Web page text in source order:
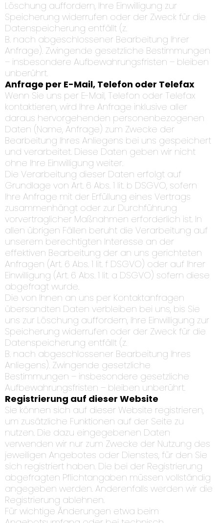
Löschung auffordern, Ihre Einwilligung zur
Speicherung widerrufen oder der Zweck für die
Datenspeicherung entfällt (z.
B. nach abgeschlossener Bearbeitung Ihrer
Anfrage). Zwingende gesetzliche Bestimmungen
– insbesondere Aufbewahrungsfristen – bleiben
unberührt.
Anfrage per E-Mail, Telefon oder Telefax
Wenn Sie uns per E-Mail, Telefon oder Telefax
kontaktieren, wird Ihre Anfrage inklusive aller
daraus hervorgehenden personenbezogenen
Daten (Name, Anfrage) zum Zwecke der
Bearbeitung Ihres Anliegens bei uns gespeichert
und verarbeitet. Diese Daten geben wir nicht
ohne Ihre Einwilligung weiter.
Die Verarbeitung dieser Daten erfolgt auf
Grundlage von Art. 6 Abs. 1 lit. b DSGVO, sofern
Ihre Anfrage mit der Erfüllung eines Vertrags
zusammenhängt oder zur Durchführung
vorvertraglicher Maßnahmen erforderlich ist. In
allen übrigen Fällen beruht die Verarbeitung auf
unserem berechtigten Interesse an der
effektiven Bearbeitung der an uns gerichteten
Anfragen (Art. 6 Abs. 1 lit. f DSGVO) oder auf Ihrer
Einwilligung (Art. 6 Abs. 1 lit. a DSGVO) sofern diese
abgefragt wurde.
Die von Ihnen an uns per Kontaktanfragen
übersandten Daten verbleiben bei uns, bis Sie
uns zur Löschung auffordern, Ihre Einwilligung zur
Speicherung widerrufen oder der Zweck für die
Datenspeicherung entfällt (z.
B. nach abgeschlossener Bearbeitung Ihres
Anliegens). Zwingende gesetzliche
Bestimmungen – insbesondere gesetzliche
Aufbewahrungsfristen – bleiben unberührt.
Registrierung auf dieser Website
Sie können sich auf dieser Website registrieren,
um zusätzliche Funktionen auf der Seite zu
nutzen. Die dazu eingegebenen Daten
verwenden wir nur zum Zwecke der Nutzung des
jeweiligen Angebotes oder Dienstes, für den Sie
sich registriert haben. Die bei der Registrierung
abgefragten Pflichtangaben müssen vollständig
angegeben werden. Anderenfalls werden wir die
Registrierung ablehnen.
Für wichtige Änderungen etwa beim